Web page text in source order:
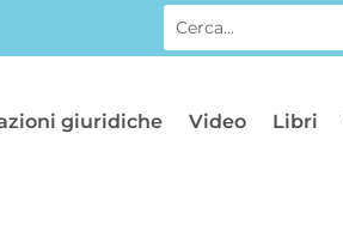
giuridiche Video Libri